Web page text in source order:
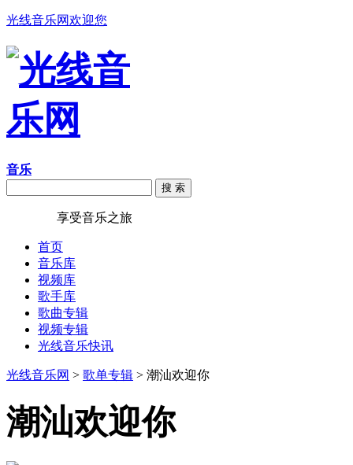
光线音乐网欢迎您
音乐
搜 索
享受音乐之旅
首页
音乐库
视频库
歌手库
歌曲专辑
视频专辑
光线音乐快讯
光线音乐网 > 歌单专辑 > 潮汕欢迎你
潮汕欢迎你